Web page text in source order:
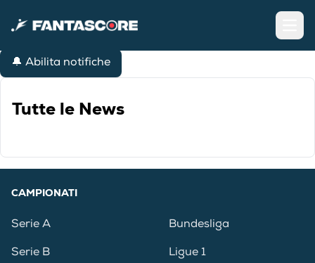
🔔 Abilita notifiche
Tutte le News
CAMPIONATI
Serie A
Serie B
Bundesliga
Ligue 1